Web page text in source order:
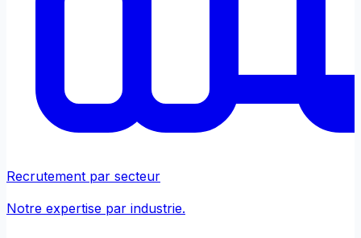
Recrutement par secteur
Notre expertise par industrie.